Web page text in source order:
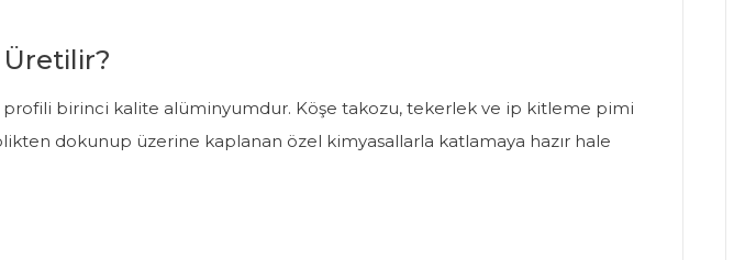
profili birinci kalite alüminyumdur. Köşe takozu, tekerlek ve ip kitleme pimi
dokunup üzerine kaplanan özel kimyasallarla katlamaya hazır hale